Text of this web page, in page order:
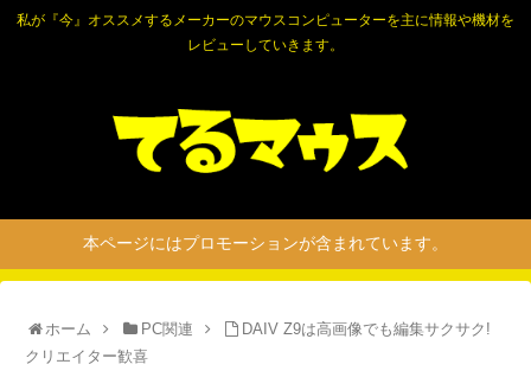
私が『今』オススメするメーカーのマウスコンピューターを主に情報や機材を
レビューしていきます。
本ページにはプロモーションが含まれています。
ホーム PC関連
DAIV Z9は高画像でも編集サクサク!
クリエイター歓喜